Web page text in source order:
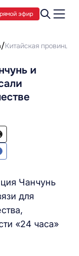
эфир
Китайская
и
Чанчунь
для
«24 часа»